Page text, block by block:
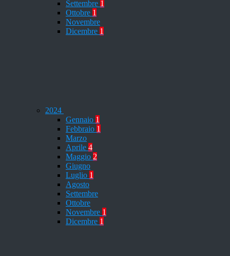
Settembre 1
Ottobre 1
Novembre
Dicembre 1
2024
Gennaio 1
Febbraio 1
Marzo
Aprile 4
Maggio 2
Giugno
Luglio 1
Agosto
Settembre
Ottobre
Novembre 1
Dicembre 1